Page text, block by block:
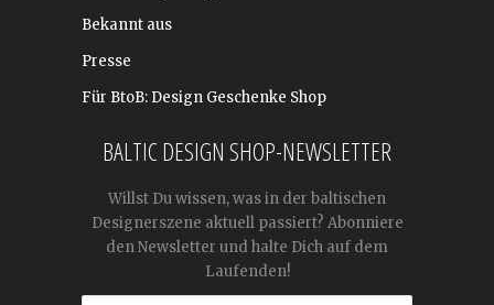
Bekannt aus
Presse
Für BtoB: Design Geschenke Shop
BALTIC DESIGN SHOP-NEWSLETTER
Willst Du wissen, was in der baltischen
Designerszene aktuell passiert? Abonniere
den Newsletter und halte Dich auf dem
Laufenden!